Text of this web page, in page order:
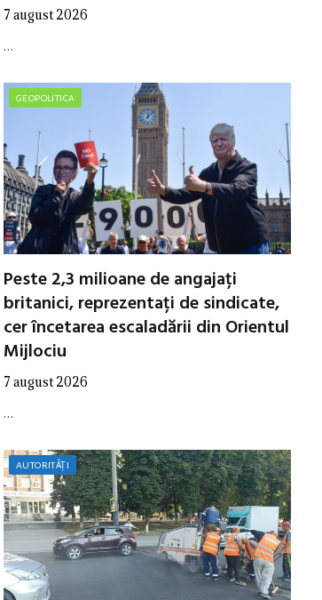
7 august 2026
…
GEOPOLITICA
Peste 2,3 milioane de angajați
britanici, reprezentați de sindicate,
cer încetarea escaladării din Orientul
Mijlociu
7 august 2026
…
AUTORITĂȚI